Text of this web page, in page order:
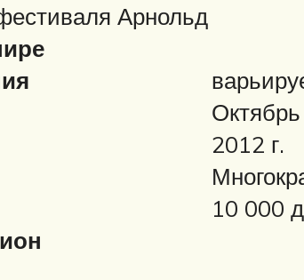
Арнольд
Октябрь
2012 г.
10 000